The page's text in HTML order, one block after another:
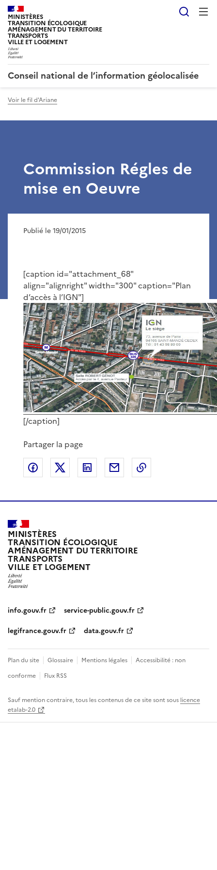
MINISTÈRES
TRANSITION ÉCOLOGIQUE
AMÉNAGEMENT DU TERRITOIRE
TRANSPORTS
VILLE ET LOGEMENT
Conseil national de l’information géolocalisée
Voir le fil d'Ariane
Commission Régles de
mise en Oeuvre
Publié le 19/01/2015
[caption id="attachment_68"
align="alignright" width="300" caption="Plan
d’accès à l’IGN"]
[/caption]
Partager la page
Partager sur Facebook
Partager sur XPartager sur LinkedIn
Partager par email
MINISTÈRES
TRANSITION ÉCOLOGIQUE
AMÉNAGEMENT DU TERRITOIRE
TRANSPORTS
VILLE ET LOGEMENT
info.gouv.fr
service-public.gouv.fr
legifrance.gouv.fr
data.gouv.fr
Plan du site Glossaire Mentions légales
Accessibilité : non
conforme
Flux RSS
Sauf mention contraire, tous les contenus de ce site sont sous licence
etalab-2.0